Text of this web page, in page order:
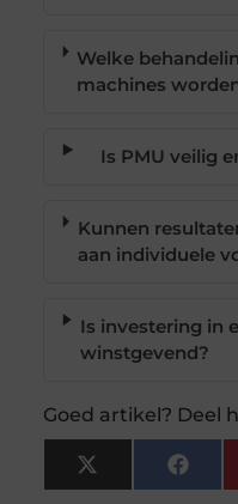
Welke
machines
Is PMU veilig
Kunnen
aan individuele
Is investering in
winstgevend?
Goed artikel? Deel
X
(Twitter)